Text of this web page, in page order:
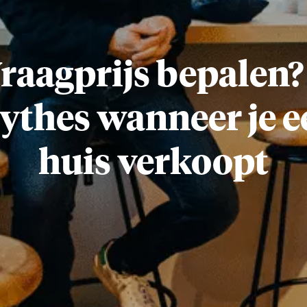
bepalen?
wanneer je
huis verkoopt